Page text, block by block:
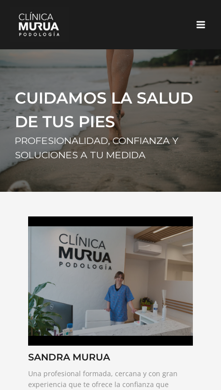
contenido
CUIDAMOS LA SALUD
DE TUS PIES
PROFESIONALIDAD, CONFIANZA Y
SOLUCIONES A TU MEDIDA
SANDRA MURUA
Una profesional formada, cercana y con gran
experiencia que te ofrece la confianza que